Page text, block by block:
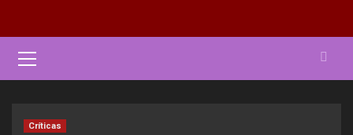
primario
Críticas